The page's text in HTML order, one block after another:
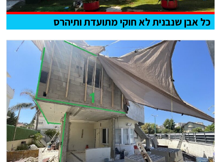
כל אבן שנבנית לא חוקי מתועדת ותיהרס